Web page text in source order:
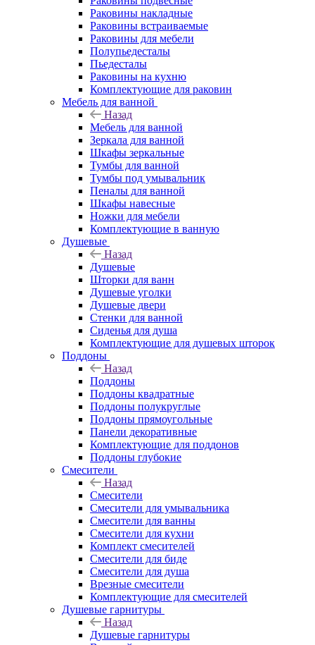
Раковины накладные
Раковины встраиваемые
Раковины для мебели
Полупьедесталы
Пьедесталы
Раковины на кухню
Комплектующие для раковин
Мебель для ванной
Назад
Мебель для ванной
Зеркала для ванной
Шкафы зеркальные
Тумбы для ванной
Тумбы под умывальник
Пеналы для ванной
Шкафы навесные
Ножки для мебели
Комплектующие в ванную
Душевые
Назад
Душевые
Шторки для ванн
Душевые уголки
Душевые двери
Стенки для ванной
Сиденья для душа
Комплектующие для душевых шторок
Поддоны
Назад
Поддоны
Поддоны квадратные
Поддоны полукруглые
Поддоны прямоугольные
Панели декоративные
Комплектующие для поддонов
Поддоны глубокие
Смесители
Назад
Смесители
Смесители для умывальника
Смесители для ванны
Смесители для кухни
Комплект смесителей
Смесители для биде
Смесители для душа
Врезные смесители
Комплектующие для смесителей
Душевые гарнитуры
Назад
Душевые гарнитуры